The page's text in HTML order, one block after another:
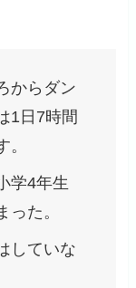
からダン
1日7時間
学4年生
た。
していな